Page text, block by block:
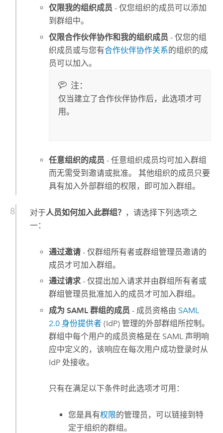
仅限我的组织成员 - 仅您组织的成员可以添加
到群组中。
仅限合作伙伴协作和我的组织成员 - 仅您的组
织成员或与您有合作伙伴协作关系的组织的成
员可以加入。
注：
仅当建立了合作伙伴协作后，此选项才可
用。
任意组织的成员 - 任意组织成员均可加入群组
而无需受到邀请或批准。 其他组织的成员只要
具有加入外部群组的权限，即可加入群组。
对于人员如何加入此群组？ ，请选择下列选项之
一：
通过邀请 - 仅群组所有者或群组管理员邀请的
成员才可加入群组。
通过请求 - 仅提出加入请求并由群组所有者或
群组管理员批准加入的成员才可加入群组。
成为 SAML 群组的成员 - 成员资格由 SAML
2.0 身份提供者 (IdP) 管理的外部群组所控制。
群组中每个用户的成员资格是在 SAML 声明响
应中定义的，该响应在每次用户成功登录时从
IdP 处接收。
只有在满足以下条件时此选项才可用：
您是具有权限的管理员，可以链接到特
定于组织的群组。